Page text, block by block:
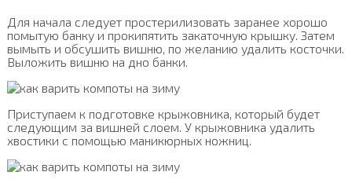
Для начала следует простерилизовать заранее хорошо
помытую банку и прокипятить закаточную крышку. Затем
вымыть и обсушить вишню, по желанию удалить косточки.
Выложить вишню на дно банки.
Приступаем к подготовке крыжовника, который будет
следующим за вишней слоем. У крыжовника удалить
хвостики с помощью маникюрных ножниц.